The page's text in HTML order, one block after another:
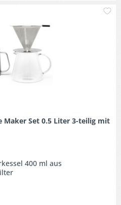
Maker Set 0.5 Liter 3-teilig mit
400 ml aus